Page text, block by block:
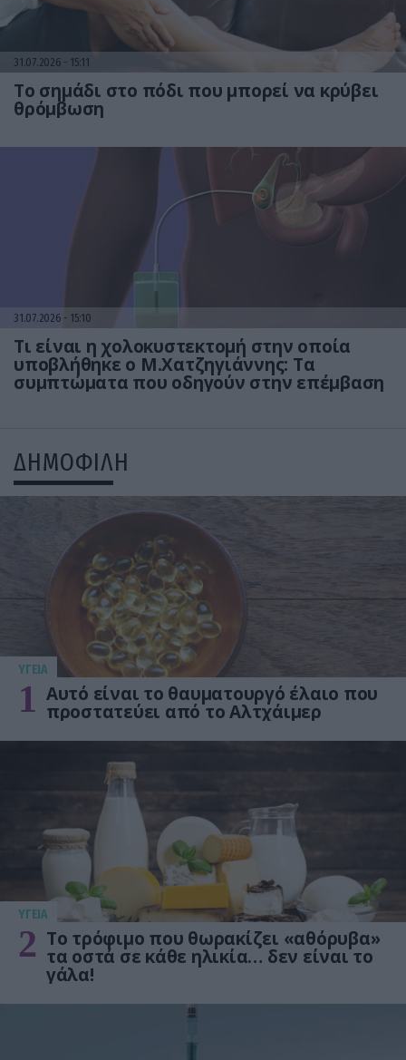
31.07.2026 15:11
Το σημάδι στο πόδι που μπορεί να κρύβει
θρόμβωση
31.07.2026 15:10
Τι είναι η χολοκυστεκτομή στην οποία
υποβλήθηκε ο Μ.Χατζηγιάννης: Tα
συμπτώματα που οδηγούν στην επέμβαση
ΔΗΜΟΦΙΛΗ
ΥΓΕΙΑ
1 Αυτό είναι το θαυματουργό έλαιο που
προστατεύει από το Αλτχάιμερ
ΥΓΕΙΑ
2 Το τρόφιμο που θωρακίζει «αθόρυβα»
τα οστά σε κάθε ηλικία… δεν είναι το
γάλα!